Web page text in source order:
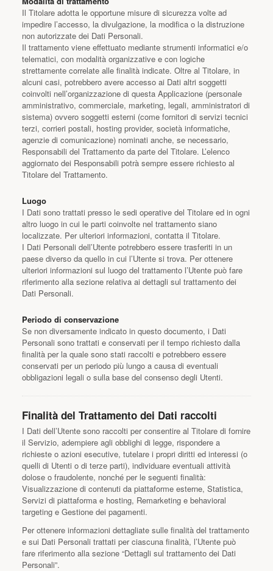
Il Titolare adotta le opportune misure di sicurezza volte ad
impedire l’accesso, la divulgazione, la modifica o la distruzione
non autorizzate dei Dati Personali.
Il trattamento viene effettuato mediante strumenti informatici e/o
telematici, con modalità organizzative e con logiche
strettamente correlate alle finalità indicate. Oltre al Titolare, in
alcuni casi, potrebbero avere accesso ai Dati altri soggetti
coinvolti nell’organizzazione di questa Applicazione (personale
amministrativo, commerciale, marketing, legali, amministratori di
sistema) ovvero soggetti esterni (come fornitori di servizi tecnici
terzi, corrieri postali, hosting provider, società informatiche,
agenzie di comunicazione) nominati anche, se necessario,
Responsabili del Trattamento da parte del Titolare. L’elenco
aggiornato dei Responsabili potrà sempre essere richiesto al
Titolare del Trattamento.
Luogo
I Dati sono trattati presso le sedi operative del Titolare ed in ogni
altro luogo in cui le parti coinvolte nel trattamento siano
localizzate. Per ulteriori informazioni, contatta il Titolare.
I Dati Personali dell’Utente potrebbero essere trasferiti in un
paese diverso da quello in cui l’Utente si trova. Per ottenere
ulteriori informazioni sul luogo del trattamento l’Utente può fare
riferimento alla sezione relativa ai dettagli sul trattamento dei
Dati Personali.
Periodo di conservazione
Se non diversamente indicato in questo documento, i Dati
Personali sono trattati e conservati per il tempo richiesto dalla
finalità per la quale sono stati raccolti e potrebbero essere
conservati per un periodo più lungo a causa di eventuali
obbligazioni legali o sulla base del consenso degli Utenti.
Finalità del Trattamento dei Dati raccolti
I Dati dell’Utente sono raccolti per consentire al Titolare di fornire
il Servizio, adempiere agli obblighi di legge, rispondere a
richieste o azioni esecutive, tutelare i propri diritti ed interessi (o
quelli di Utenti o di terze parti), individuare eventuali attività
dolose o fraudolente, nonché per le seguenti finalità:
Visualizzazione di contenuti da piattaforme esterne, Statistica,
Servizi di piattaforma e hosting, Remarketing e behavioral
targeting e Gestione dei pagamenti.
Per ottenere informazioni dettagliate sulle finalità del trattamento
e sui Dati Personali trattati per ciascuna finalità, l’Utente può
fare riferimento alla sezione “Dettagli sul trattamento dei Dati
Personali”.